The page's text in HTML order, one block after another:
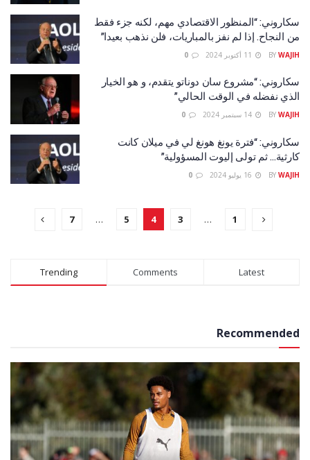
سكاروني: “المنظور الاقتصادي مهم، لكنه جزء فقط
من النجاح. إذا لم نفز بالمباريات، فلن نذهب بعيدا”
BY WAJIH
سكاروني: “مشروع سان دوناتو يتقدم، و هو الخيار
الذي نفضله في الوقت الحالي”
BY WAJIH
سكاروني: “فترة يونغ هونغ لي في ميلان كانت
كارثية… ثم تولى إليوت المسؤولية”
BY WAJIH
1
…
3
4
5
…
7
Trending Comments Latest
Recommended